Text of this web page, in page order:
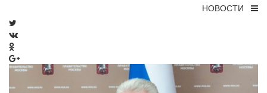
НОВОСТИ